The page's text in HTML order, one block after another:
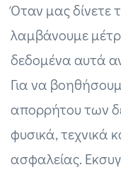
Όταν μας δίνετε
λαμβάνουμε
δεδομένα αυτά
Για να
απορρήτου των
φυσικά, τεχνικά
ασφαλείας.